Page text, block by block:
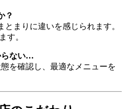
？
まりに違いを感じられます。
す。
らない…
を確認し、最適なメニューを